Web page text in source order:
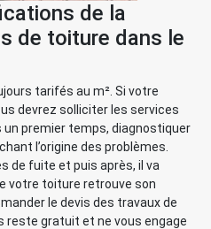
de la
de toiture dans le
tarifés au m². Si votre
devrez solliciter les services
un premier temps, diagnostiquer
l’origine des problèmes.
de fuite et puis après, il va
votre toiture retrouve son
le devis des travaux de
reste gratuit et ne vous engage